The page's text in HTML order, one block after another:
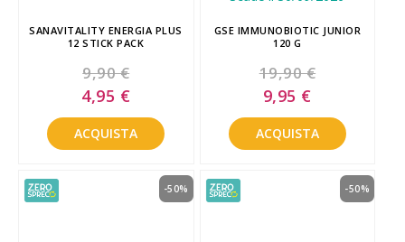
SANAVITALITY ENERGIA PLUS
12 STICK PACK
9,90 €
Special
Price
4,95 €
ACQUISTA
GSE IMMUNOBIOTIC JUNIOR
120 G
19,90 €
Special
Price
9,95 €
ACQUISTA
-50% -50%